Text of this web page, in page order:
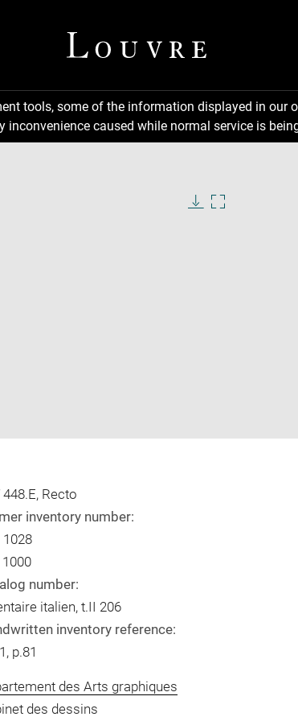
tools, some of the information displayed in
caused while normal service is
448.E, Recto
inventory number:
number:
italien, t.II 206
inventory reference:
p.81
des Arts graphiques
des dessins